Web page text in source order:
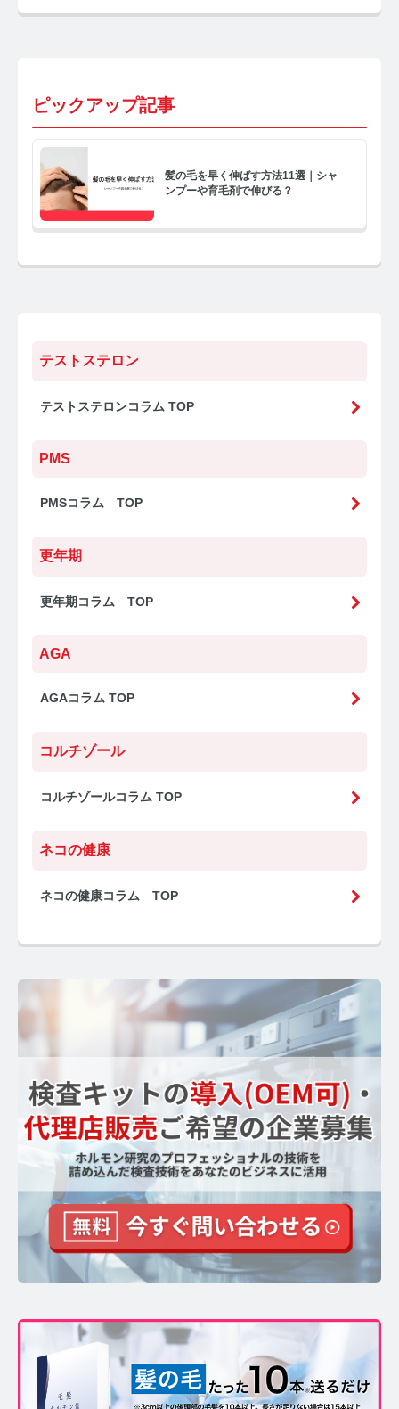
ピックアップ記事
髪の毛を早く伸ばす方法11選｜シャ
ンプーや育毛剤で伸びる？
テストステロン
テストステロンコラム TOP
PMS
PMSコラム TOP
更年期
更年期コラム TOP
AGA
AGAコラム TOP
コルチゾール
コルチゾールコラム TOP
ネコの健康
ネコの健康コラム TOP